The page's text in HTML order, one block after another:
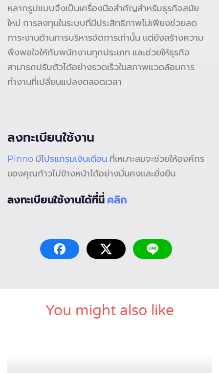
หลากรูปแบบจึงเป็นเครื่องมือสำคัญสำหรับธุรกิจสมัย
ใหม่ การลงทุนในระบบที่มีประสิทธิภาพไม่เพียงช่วยลด
ภาระงานด้านการบริหารจัดการเท่านั้น แต่ยังสร้างความ
พึงพอใจให้กับพนักงานทุกประเภท และช่วยให้ธุรกิจ
สามารถปรับตัวได้อย่างรวดเร็วในสภาพแวดล้อมการ
ทำงานที่เปลี่ยนแปลงตลอดเวลา
ลงทะเบียนใช้งาน
Pinno มีโปรแกรมเงินเดือน ที่เหมาะสมจะช่วยให้องค์กร
ของคุณก้าวไปข้างหน้าได้อย่างมั่นคงและยั่งยืน
ลงทะเบียนใช้งานได้ที่นี่ คลิก
You might also like